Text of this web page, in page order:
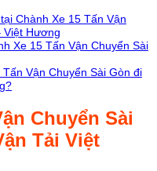
Chành Xe 15 Tấn Vận
Việt Hương
Xe 15 Tấn Vận Chuyển Sài
Vận Chuyển Sài Gòn đi
Chuyển Sài
Tải Việt